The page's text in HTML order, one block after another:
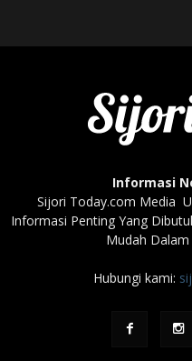
Informasi
Sijori Today.com Media
Informasi Penting Yang
Mudah
Hubungi kami: